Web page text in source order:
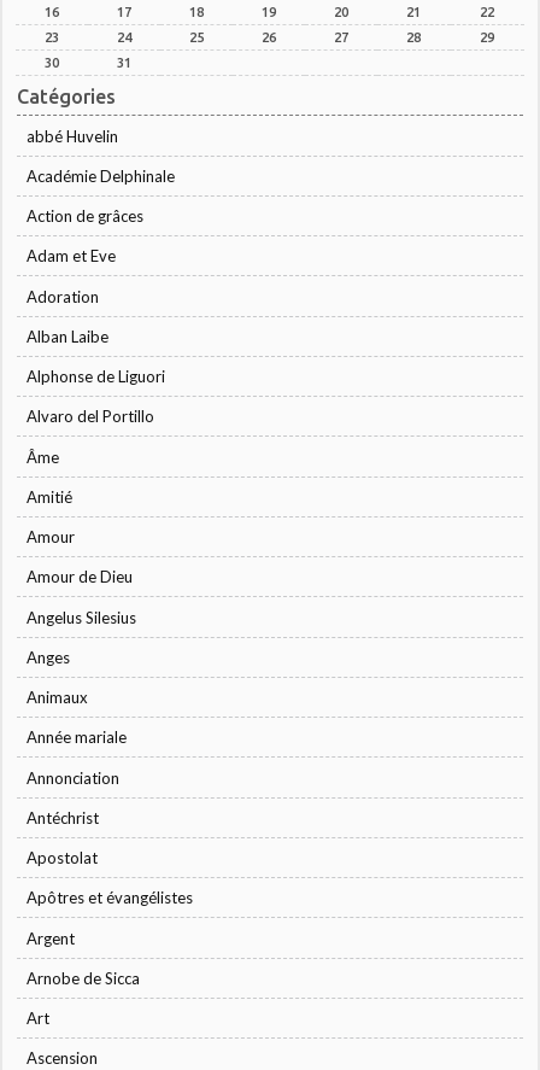
16 17 18 19 20 21
22
23
24 25 26 27 28
29
30
31
Catégories
abbé Huvelin
Académie Delphinale
Action de grâces
Adam et Eve
Adoration
Alban Laibe
Alphonse de Liguori
Alvaro del Portillo
Âme
Amitié
Amour
Amour de Dieu
Angelus Silesius
Anges
Animaux
Année mariale
Annonciation
Antéchrist
Apostolat
Apôtres et évangélistes
Argent
Arnobe de Sicca
Art
Ascension